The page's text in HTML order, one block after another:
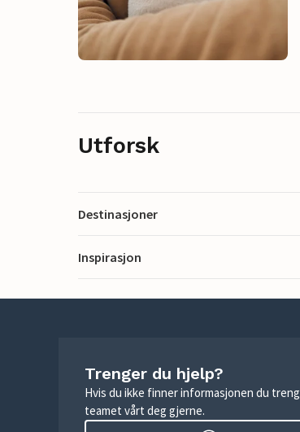
Utforsk
Destinasjoner
Inspirasjon
Trenger du hjelp?
Hvis du ikke finner informasjonen du
teamet vårt deg gjerne.